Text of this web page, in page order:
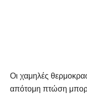
Οι χαμηλές
απότομη πτώση